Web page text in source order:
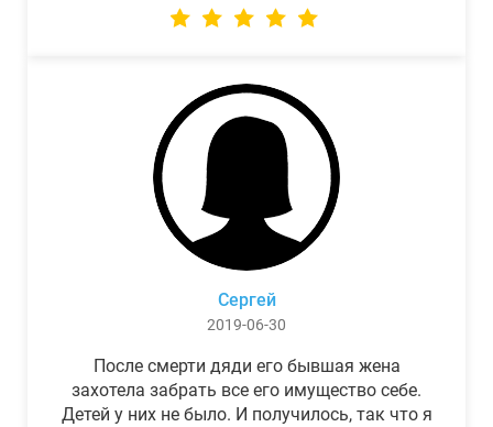
Сергей
2019-06-30
После смерти дяди его бывшая жена
захотела забрать все его имущество себе.
Детей у них не было. И получилось, так что я